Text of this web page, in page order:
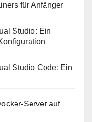
für Anfänger
Studio: Ein
Studio Code: Ein
Server auf